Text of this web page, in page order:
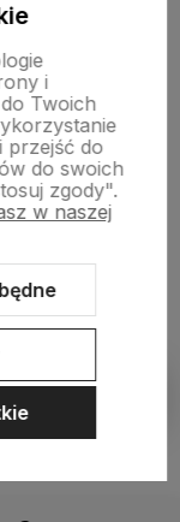
Modern 3.0™
i
Twoich
przejść do
do swoich
zgody".
w naszej